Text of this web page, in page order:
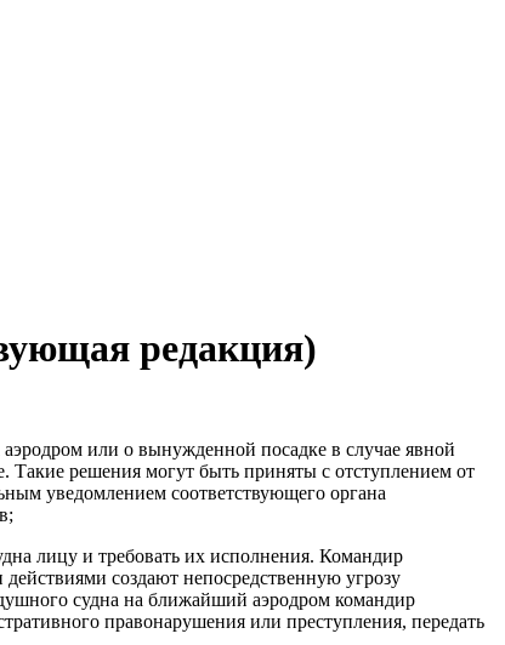
редакция)
или о вынужденной посадке в случае явной
Такие решения могут быть приняты с отступлением от
уведомлением соответствующего органа
лицу и требовать их исполнения. Командир
создают непосредственную угрозу
судна на ближайший аэродром командир
правонарушения или преступления, передать